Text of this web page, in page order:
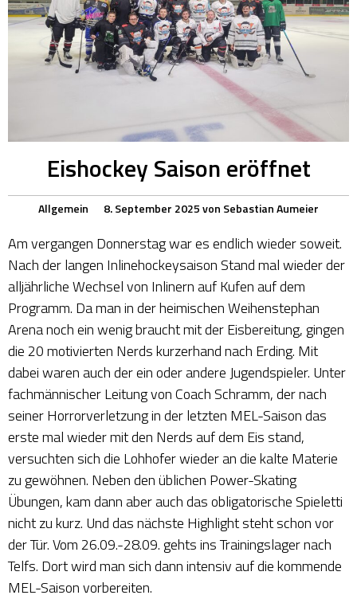
Eishockey Saison eröffnet
Allgemein 8. September 2025von Sebastian Aumeier
Am vergangen Donnerstag war es endlich wieder soweit.
Nach der langen Inlinehockeysaison Stand mal wieder der
alljährliche Wechsel von Inlinern auf Kufen auf dem
Programm. Da man in der heimischen Weihenstephan
Arena noch ein wenig braucht mit der Eisbereitung, gingen
die 20 motivierten Nerds kurzerhand nach Erding. Mit
dabei waren auch der ein oder andere Jugendspieler. Unter
fachmännischer Leitung von Coach Schramm, der nach
seiner Horrorverletzung in der letzten MEL-Saison das
erste mal wieder mit den Nerds auf dem Eis stand,
versuchten sich die Lohhofer wieder an die kalte Materie
zu gewöhnen. Neben den üblichen Power-Skating
Übungen, kam dann aber auch das obligatorische Spieletti
nicht zu kurz. Und das nächste Highlight steht schon vor
der Tür. Vom 26.09.-28.09. gehts ins Trainingslager nach
Telfs. Dort wird man sich dann intensiv auf die kommende
MEL-Saison vorbereiten.